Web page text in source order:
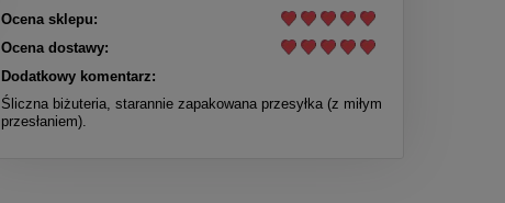
Ocena sklepu:
Ocena dostawy:
Dodatkowy komentarz:
Śliczna biżuteria, starannie zapakowana przesyłka (z miłym
przesłaniem).